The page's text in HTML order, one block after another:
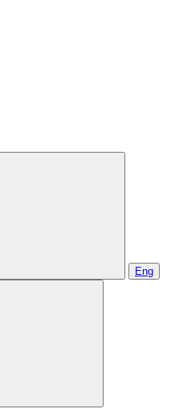
Eng